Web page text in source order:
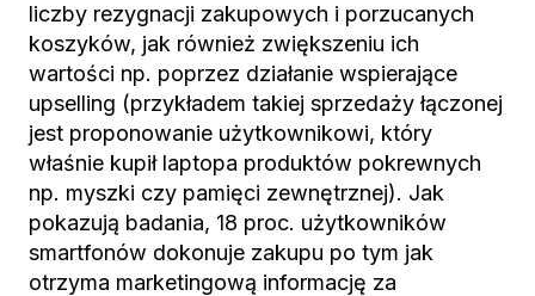
liczby rezygnacji zakupowych i porzucanych
koszyków, jak również zwiększeniu ich
wartości np. poprzez działanie wspierające
upselling (przykładem takiej sprzedaży łączonej
jest proponowanie użytkownikowi, który
właśnie kupił laptopa produktów pokrewnych
np. myszki czy pamięci zewnętrznej). Jak
pokazują badania, 18 proc. użytkowników
smartfonów dokonuje zakupu po tym jak
otrzyma marketingową informację za